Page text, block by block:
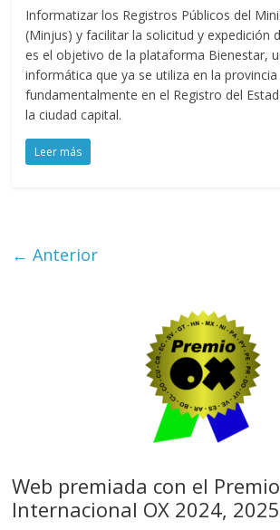
Informatizar los Registros Públicos del
(Minjus) y facilitar la solicitud y expedición
es el objetivo de la plataforma Bienestar,
informática que ya se utiliza en la
fundamentalmente en el Registro del
la ciudad capital.
Leer más
← Anterior
Web premiada con el Premio
Internacional OX 2024,